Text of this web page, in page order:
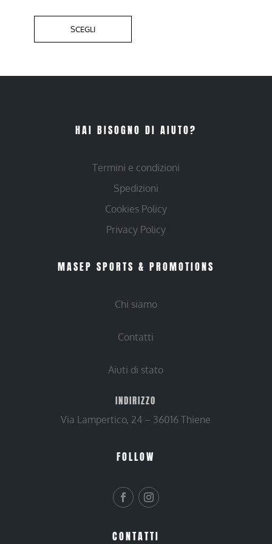
SCEGLI
HAI BISOGNO DI AIUTO?
Termini e condizioni
Spedizioni
Cookies Policy
Privacy Policy
MASEP SPORTS & PROMOTIONS
Chi siamo
Contatti
Aiuti di stato
INDIRIZZO
Via Lampertico, 24 – 36016 Thiene
FOLLOW
CONTATTI